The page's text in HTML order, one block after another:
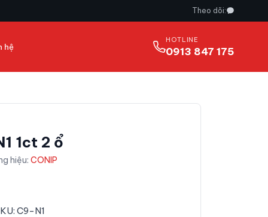
Theo dõi:
hệ
HOTLINE
0913 847 175
1ct 2 ổ
hiệu: CONIP
C9-N1